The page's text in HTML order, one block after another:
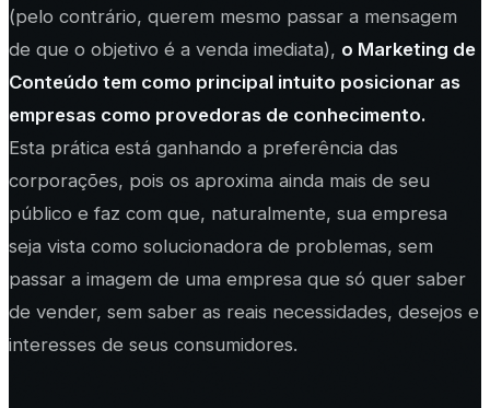
(pelo contrário, querem mesmo passar a mensagem
de que o objetivo é a venda imediata), o Marketing de
Conteúdo tem como principal intuito posicionar as
empresas como provedoras de conhecimento.
Esta prática está ganhando a preferência das
corporações, pois os aproxima ainda mais de seu
público e faz com que, naturalmente, sua empresa
seja vista como solucionadora de problemas, sem
passar a imagem de uma empresa que só quer saber
de vender, sem saber as reais necessidades, desejos e
interesses de seus consumidores.